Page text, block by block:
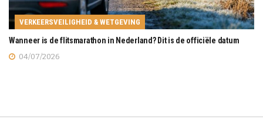
VERKEERSVEILIGHEID & WETGEVING
Wanneer is de flitsmarathon in Nederland? Dit is de officiële datum
04/07/2026